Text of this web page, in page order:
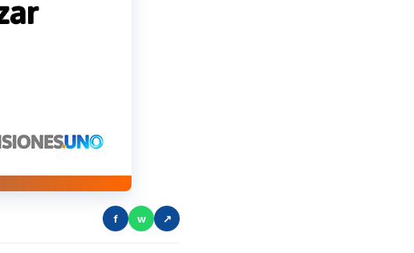
f w ↗